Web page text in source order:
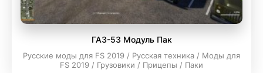
ГАЗ-53 Модуль Пак
Русские моды для FS 2019 / Русская техника / Моды для
FS 2019 / Грузовики / Прицепы / Паки